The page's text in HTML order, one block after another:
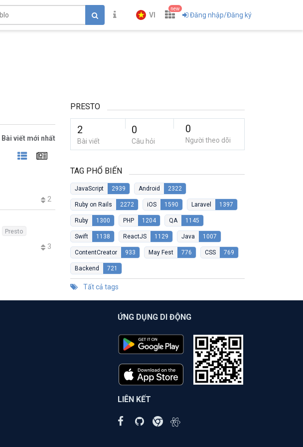
VI
new
Đăng nhập/Đăng ký
Bài viết mới nhất
2
Presto
3
PRESTO
2
Bài viết
0
Câu hỏi
0
Người theo dõi
TAG PHỔ BIẾN
JavaScript 2939 Android 2322
Ruby on Rails 2272 iOS 1590 Laravel 1397
Ruby 1300 PHP 1204 QA 1145
Swift 1138 ReactJS 1129 Java 1007
ContentCreator 933 May Fest 776 CSS 769
Backend 721
Tất cả tags
ỨNG DỤNG DI ĐỘNG
LIÊN KẾT